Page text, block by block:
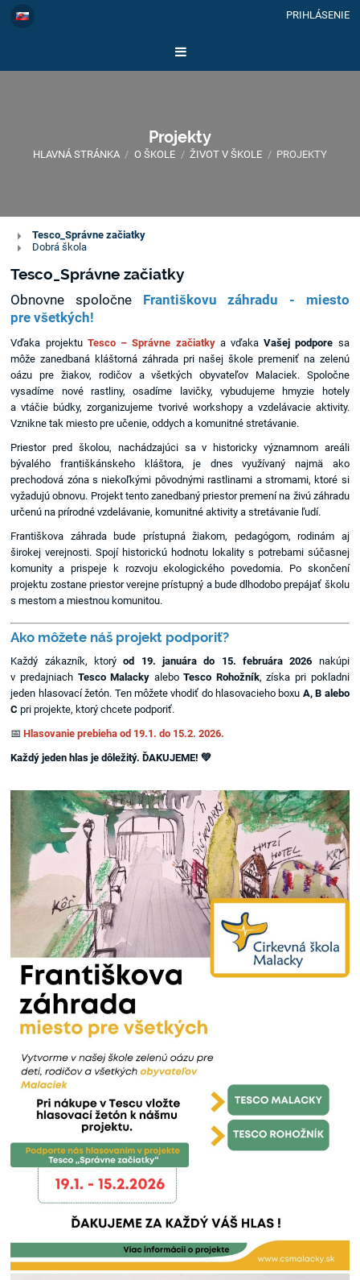
PRIHLÁSENIE
Projekty
HLAVNÁ STRÁNKA / O ŠKOLE / ŽIVOT V ŠKOLE / PROJEKTY
Projekty
Tesco_Správne začiatky
Dobrá škola
Tesco_Správne začiatky
Obnovne spoločne Františkovu záhradu - miesto
pre všetkých!
Vďaka projektu Tesco – Správne začiatkya vďakaVašej podpore sa
môže zanedbaná kláštorná záhrada pri našej škole premeniť na zelenú
oázu pre žiakov, rodičov a všetkých obyvateľov Malaciek. Spoločne
vysadíme nové rastliny, osadíme lavičky, vybudujeme hmyzie hotely
a vtáčie búdky, zorganizujeme tvorivé workshopy a vzdelávacie aktivity.
Vznikne tak miesto pre učenie, oddych a komunitné stretávanie.
Priestor pred školou, nachádzajúci sa v historicky významnom areáli
bývalého františkánskeho kláštora, je dnes využívaný najmä ako
prechodová zóna s niekoľkými pôvodnými rastlinami a stromami, ktoré si
vyžadujú obnovu. Projekt tento zanedbaný priestor premení na živú záhradu
určenú na prírodné vzdelávanie, komunitné aktivity a stretávanie ľudí.
Františkova záhrada bude prístupná žiakom, pedagógom, rodinám aj
širokej verejnosti. Spojí historickú hodnotu lokality s potrebami súčasnej
komunity a prispeje k rozvoju ekologického povedomia. Po skončení
projektu zostane priestor verejne prístupný a bude dlhodobo prepájať školu
s mestom a miestnou komunitou.
Ako môžete náš projekt podporiť?
Každý zákazník, ktorýod 19. januára do 15. februára 2026 nakúpi
v predajniach Tesco Malacky aleboTesco Rohožník, získa pri pokladni
jeden hlasovací žetón. Ten môžete vhodiť do hlasovacieho boxu A, B alebo
C pri projekte, ktorý chcete podporiť.
📅 Hlasovanie prebieha od 19.1. do 15.2. 2026.
Každý jeden hlas je dôležitý. ĎAKUJEME! 💚